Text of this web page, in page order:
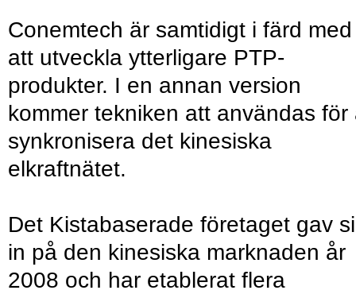
Conemtech är samtidigt i färd med
att utveckla ytterligare PTP-
produkter. I en annan version
kommer tekniken att användas för
synkronisera det kinesiska
elkraftnätet.
Det Kistabaserade företaget gav
in på den kinesiska marknaden år
2008 och har etablerat flera